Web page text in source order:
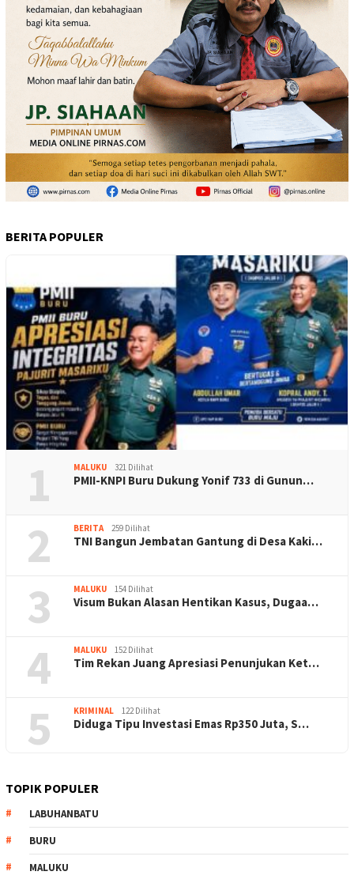
BERITA POPULER
1 MALUKU 321 Dilihat
PMII-KNPI Buru Dukung Yonif 733 di Gunun…
2 BERITA 259 Dilihat
TNI Bangun Jembatan Gantung di Desa Kaki…
3 MALUKU 154 Dilihat
Visum Bukan Alasan Hentikan Kasus, Dugaa…
4 MALUKU 152 Dilihat
Tim Rekan Juang Apresiasi Penunjukan Ket…
5 KRIMINAL 122 Dilihat
Diduga Tipu Investasi Emas Rp350 Juta, S…
TOPIK POPULER
LABUHANBATU
BURU
MALUKU